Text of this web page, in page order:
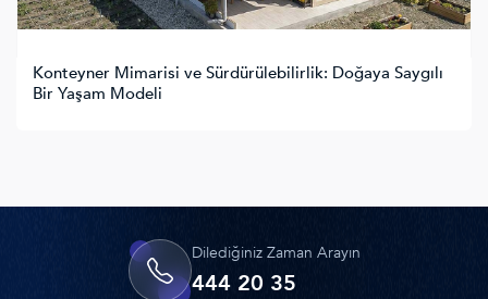
Prefabrik Konteyner Nedir, Nasıl Kullanılır?
Dilediğiniz Zaman Arayın
444 20 35